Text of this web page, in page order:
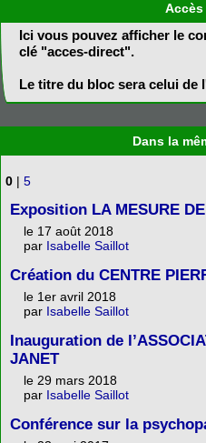
Ici vous pouvez afficher le
clé "acces-direct".
Le titre du bloc sera celui de
Dans la
0 | 5
Exposition LA MESURE
le 17 août 2018
par Isabelle Saillot
Création du CENTRE
le 1er avril 2018
par Isabelle Saillot
Inauguration de
JANET
le 29 mars 2018
par Isabelle Saillot
Conférence sur la